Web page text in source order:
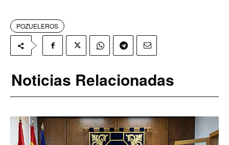
POZUELEROS
Noticias Relacionadas